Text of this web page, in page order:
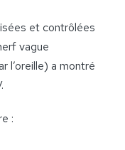
et contrôlées
vague
l’oreille) a montré
: